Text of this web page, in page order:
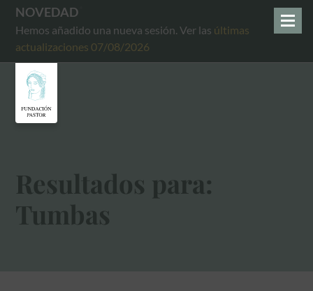
NOVEDAD
Hemos añadido una nueva sesión. Ver las últimas
actualizaciones 07/08/2026
Resultados para:
Tumbas